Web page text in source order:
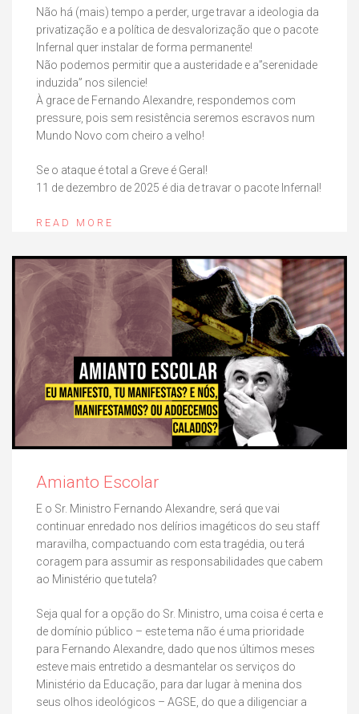
Não há (mais) tempo a perder, urge travar a ideologia da
privatização e a política de desvalorização que o pacote
Infernal quer instalar de forma permanente!
Não podemos permitir que a austeridade e a”serenidade
induzida” nos silencie!
À grace de Fernando Alexandre, respondemos com
pressure, pois sem resistência seremos escravos num
Mundo Novo com cheiro a velho!
Se o ataque é total a Greve é Geral!
11 de dezembro de 2025 é dia de travar o pacote Infernal!
READ MORE
Amianto Escolar
E o Sr. Ministro Fernando Alexandre, será que vai
continuar enredado nos delírios imagéticos do seu staff
maravilha, compactuando com esta tragédia, ou terá
coragem para assumir as responsabilidades que cabem
ao Ministério que tutela?
Seja qual for a opção do Sr. Ministro, uma coisa é certa e
de domínio público – este tema não é uma prioridade
para Fernando Alexandre, dado que nos últimos meses
esteve mais entretido a desmantelar os serviços do
Ministério da Educação, para dar lugar à menina dos
seus olhos ideológicos – AGSE, do que a diligenciar a